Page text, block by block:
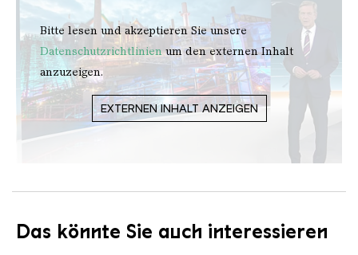
Bitte lesen und akzeptieren Sie unsere
Datenschutzrichtlinienum den externen Inhalt
anzuzeigen.
EXTERNEN INHALT ANZEIGEN
Das könnte Sie auch interessieren